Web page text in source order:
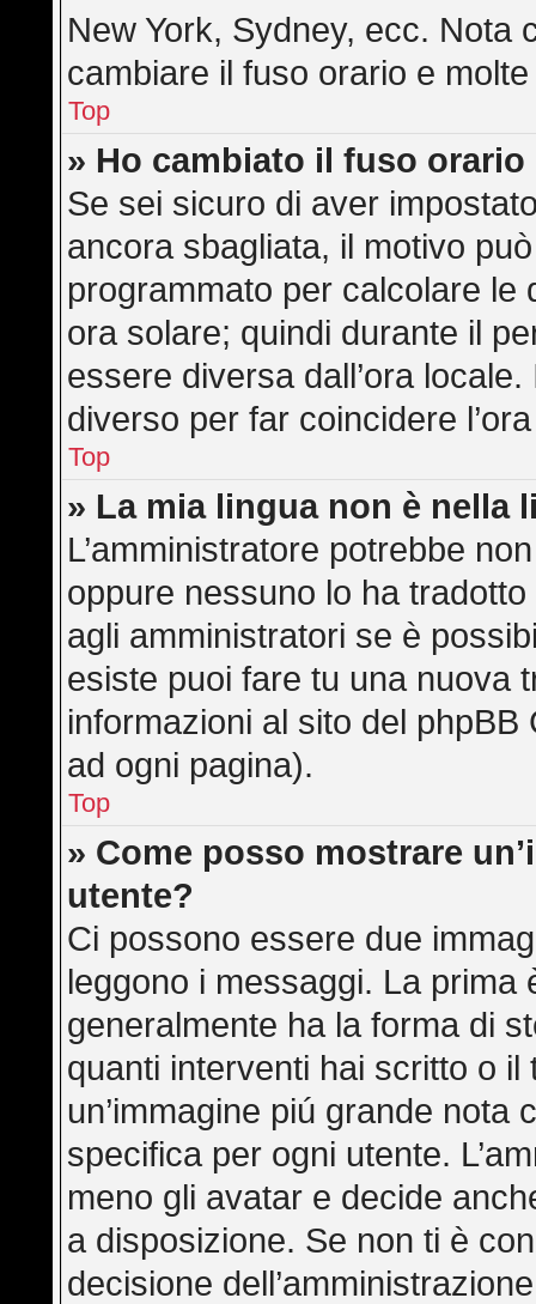
New York, Sydney, ecc. Nota
cambiare il fuso orario e
Top
» Ho cambiato il fuso orario
Se sei sicuro di aver
ancora sbagliata, il motivo
programmato per calcolare le
ora solare; quindi durante il
essere diversa dall’ora
diverso per far coincidere
Top
» La mia lingua non è nella
L’amministratore potrebbe
oppure nessuno lo ha
agli amministratori se è
esiste puoi fare tu una nuova
informazioni al sito del
ad ogni pagina).
Top
» Come posso mostrare
utente?
Ci possono essere due
leggono i messaggi. La prima
generalmente ha la forma di
quanti interventi hai scritto o
un’immagine piú grande
specifica per ogni utente.
meno gli avatar e decide
a disposizione. Se non ti è
decisione